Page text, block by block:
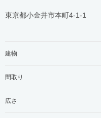
東京都小金井市本町4-1-1
建物
間取り
広さ